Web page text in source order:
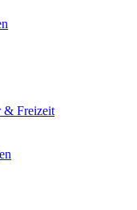
& Freizeit